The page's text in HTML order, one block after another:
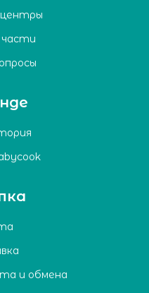
центры
части
и обмена